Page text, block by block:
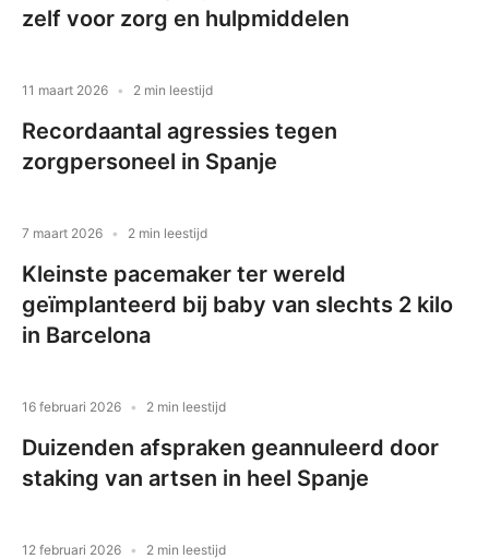
zelf voor zorg en hulpmiddelen
11 maart 2026 2 min leestijd
Recordaantal agressies tegen
zorgpersoneel in Spanje
7 maart 2026 2 min leestijd
Kleinste pacemaker ter wereld
geïmplanteerd bij baby van slechts 2 kilo
in Barcelona
16 februari 2026 2 min leestijd
Duizenden afspraken geannuleerd door
staking van artsen in heel Spanje
12 februari 2026 2 min leestijd